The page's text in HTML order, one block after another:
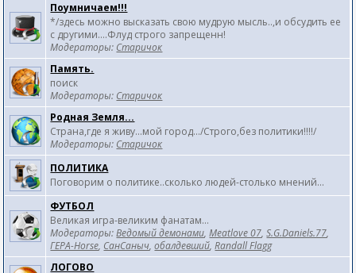
Поумничаем!!!
*/здесь можно высказать свою мудрую мысль..,и обсудить ее
с другими....Флуд строго запрещенн!
Модераторы: Старичок
Память.
поиск
Модераторы: Старичок
Родная Земля...
Страна,где я живу...мой город.../Строго,без политики!!!!/
Модераторы: Старичок
ПОЛИТИКА
Поговорим о политике..сколько людей-столько мнений...
ФУТБОЛ
Великая игра-великим фанатам...
Модераторы:Ведомый демонами,Meatlove 07,S.G.Daniels.77,
ГЕРА-Horse, СанСаныч,обалдевший,Randall Flagg
ЛОГОВО